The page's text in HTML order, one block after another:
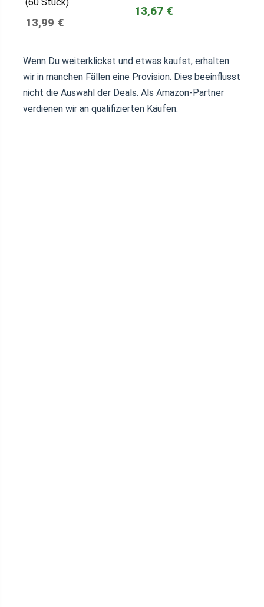
(60 Stück)
13,99 €
13,67 €
Wenn Du weiterklickst und etwas kaufst, erhalten
wir in manchen Fällen eine Provision. Dies beeinflusst
nicht die Auswahl der Deals. Als Amazon-Partner
verdienen wir an qualifizierten Käufen.